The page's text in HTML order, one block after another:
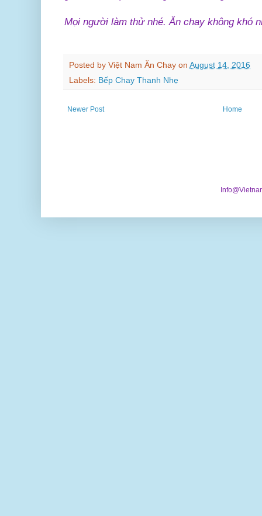
Mọi người làm thử nhé. Ăn chay không khó
Posted by Việt Nam Ăn Chay on August 14, 2016
Labels: Bếp Chay Thanh Nhẹ
Newer Post Home